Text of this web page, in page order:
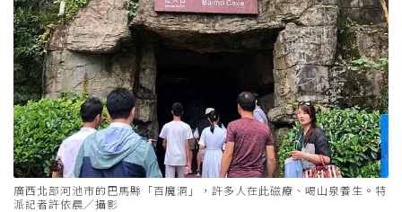
廣西北部河池市的巴馬縣「百魔洞」，許多人在此磁療、喝山泉養生。特
派記者許依晨／攝影